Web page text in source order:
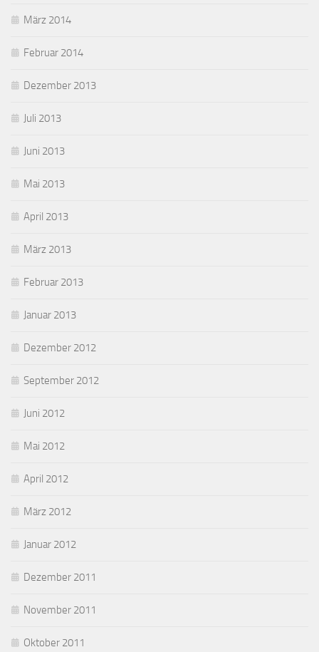
März 2014
Februar 2014
Dezember 2013
Juli 2013
Juni 2013
Mai 2013
April 2013
März 2013
Februar 2013
Januar 2013
Dezember 2012
September 2012
Juni 2012
Mai 2012
April 2012
März 2012
Januar 2012
Dezember 2011
November 2011
Oktober 2011